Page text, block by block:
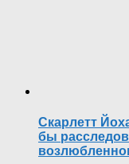
Скарлетт
бы